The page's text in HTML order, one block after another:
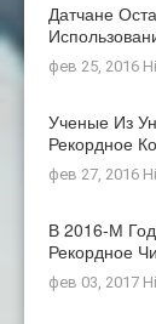
Датчане
фев 25, 2016
Ученые Из
Рекордное
фев 27, 2016
В 2016-М
Рекордное
фев 03, 2017